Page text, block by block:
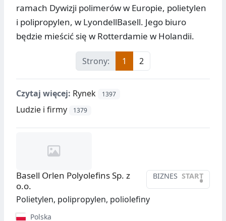
ramach Dywizji polimerów w Europie, polietylen
i polipropylen, w LyondellBasell. Jego biuro
będzie mieścić się w Rotterdamie w Holandii.
Strony: 1 2
Czytaj więcej: Rynek 1397
Ludzie i firmy 1379
BIZNES START
•
Basell Orlen Polyolefins Sp. z
o.o.
Polietylen, polipropylen, poliolefiny
Polska